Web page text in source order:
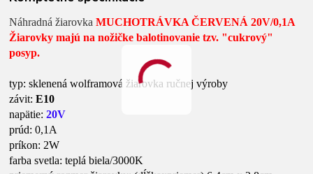
Náhradná žiarovkaMUCHOTRÁVKA ČERVENÁ 20V/0,1A
Žiarovky majú na nožičke balotinovanie tzv. "cukrový"
posyp.
typ: sklenená wolframová žiarovka ručnej výroby
závit:E10
napätie:20V
prúd: 0,1A
príkon: 2W
farba svetla: teplá biela/3000K